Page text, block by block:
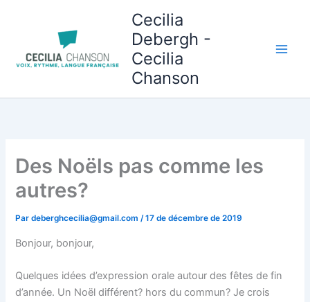
Cecilia
Debergh -
Cecilia
Chanson
Des Noëls pas comme les
autres?
Pardeberghcecilia@gmail.com/17 de décembre de 2019
Bonjour, bonjour,
Quelques idées d’expression orale autour des fêtes de fin
d’année. Un Noël différent? hors du commun? Je crois